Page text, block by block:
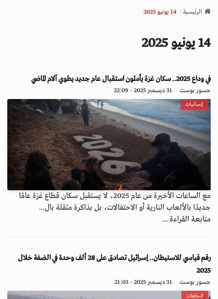
v
a
o
n
الرئيسية 14 يونيو 2025
14 يونيو 2025
في وداع 2025.. سكان غزة يأملون استقبال عام جديد يطوي آلام الماضي
جسور بوست 31 ديسمبر 2025 - 22:09
إنسانيات
مع الساعات الأخيرة من عام 2025، لا يستقبل سكان قطاع غزة عامًا
جديدًا بالألعاب النارية أو الاحتفالات، بل بذاكرة مثقلة بال...
متابعة القراءة ...
رقم قياسي للاستيطان.. إسرائيل تصادق على 28 ألف وحدة في الضفة خلال
2025
جسور بوست 31 ديسمبر 2025 - 21:03
اتجاهات